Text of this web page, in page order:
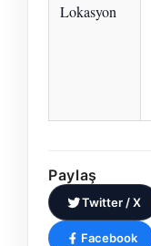
Lokasyon
Paylaş
Twitter / X
Facebook